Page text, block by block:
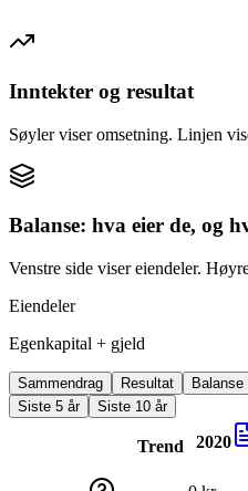
Inntekter og resultat
Søyler viser omsetning. Linjen
Balanse: hva eier de, og
Venstre side viser eiendeler.
Eiendeler
Egenkapital + gjeld
Sammendrag Resultat Balanse
Siste 5 år
Siste 10 år
Trend 2020